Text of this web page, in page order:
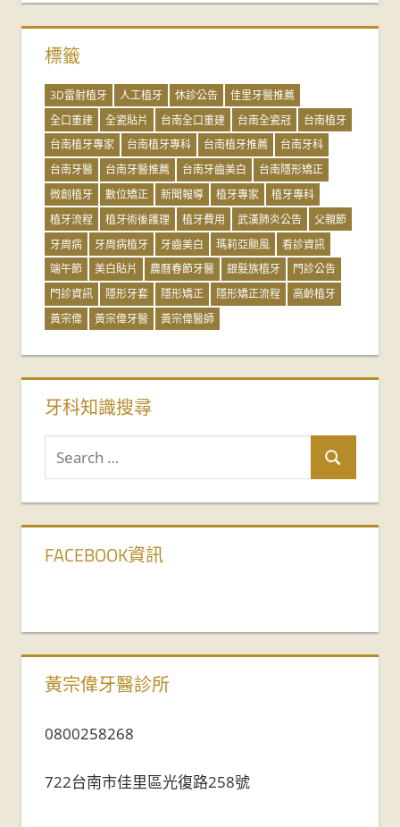
標籤
3D雷射植牙 人工植牙 休診公告
佳里牙醫推薦
全口重建
全瓷貼片 台南全口重建 台南全瓷冠
台南植牙
台南植牙專家
台南植牙專科 台南植牙推薦
台南牙科
台南牙醫
台南牙醫推薦 台南牙齒美白
台南隱形矯正
微創植牙
數位矯正 新聞報導 植牙專家
植牙專科
植牙流程
植牙術後護理 植牙費用 武漢肺炎公告
父親節
牙周病
牙周病植牙 牙齒美白 瑪莉亞颱風
看診資訊
端午節
美白貼片 農曆春節牙醫 銀髮族植牙
門診公告
門診資訊
隱形牙套 隱形矯正 隱形矯正流程
高齡植牙
黃宗偉
黃宗偉牙醫 黃宗偉醫師
牙科知識搜尋
FACEBOOK資訊
黃宗偉牙醫診所
0800258268
722台南市佳里區光復路258號